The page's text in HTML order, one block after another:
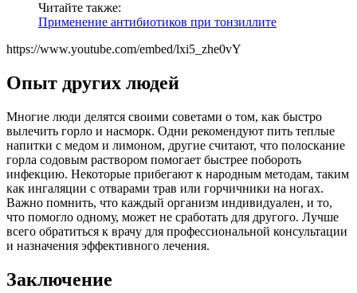
Читайте также:
Применение антибиотиков при тонзиллите
https://www.youtube.com/embed/lxi5_zhe0vY
Опыт других людей
Многие люди делятся своими советами о том, как быстро
вылечить горло и насморк. Одни рекомендуют пить теплые
напитки с медом и лимоном, другие считают, что полоскание
горла содовым раствором помогает быстрее побороть
инфекцию. Некоторые прибегают к народным методам, таким
как ингаляции с отварами трав или горчичники на ногах.
Важно помнить, что каждый организм индивидуален, и то,
что помогло одному, может не сработать для другого. Лучше
всего обратиться к врачу для профессиональной консультации
и назначения эффективного лечения.
Заключение